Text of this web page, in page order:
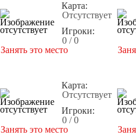
Карта:
Отсутствует
Игроки:
0 / 0
Занять это место
Карта:
Отсутствует
Игроки:
0 / 0
Занять это место